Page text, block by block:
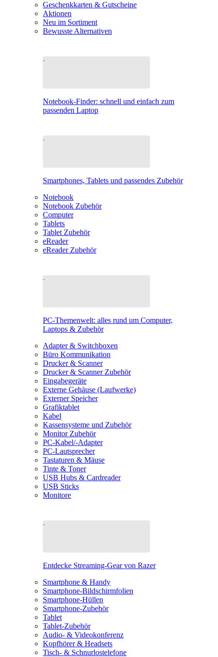
Geschenkkarten & Gutscheine
Aktionen
Neu im Sortiment
Bewusste Alternativen
Notebook-Finder: schnell und einfach zum
passenden Laptop
Smartphones, Tablets und passendes Zubehör
Notebook
Notebook Zubehör
Computer
Tablets
Tablet Zubehör
eReader
eReader Zubehör
PC-Themenwelt: alles rund um Computer,
Laptops & Zubehör
Adapter & Switchboxen
Büro Kommunikation
Drucker & Scanner
Drucker & Scanner Zubehör
Eingabegeräte
Externe Gehäuse (Laufwerke)
Externer Speicher
Grafiktablet
Kabel
Kassensysteme und Zubehör
Monitor Zubehör
PC-Kabel/-Adapter
PC-Lautsprecher
Tastaturen & Mäuse
Tinte & Toner
USB Hubs & Cardreader
USB Sticks
Monitore
Entdecke Streaming-Gear von Razer
Smartphone & Handy
Smartphone-Bildschirmfolien
Smartphone-Hüllen
Smartphone-Zubehör
Tablet
Tablet-Zubehör
Audio- & Videokonferenz
Kopfhörer & Headsets
Tisch- & Schnurlostelefone